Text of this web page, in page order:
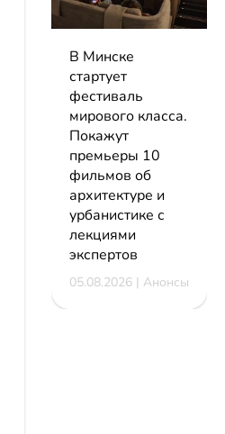
В Минске
стартует
фестиваль
мирового класса.
Покажут
премьеры 10
фильмов об
архитектуре и
урбанистике с
лекциями
экспертов
05.08.2026 | Анонсы